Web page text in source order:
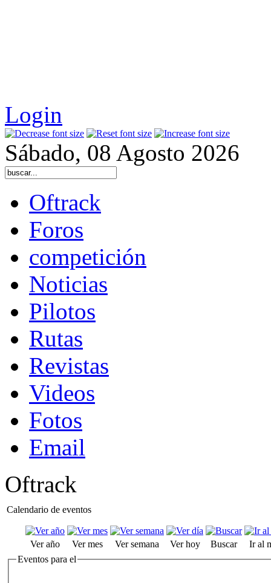
Login
Sábado, 08 Agosto 2026
Oftrack
Foros
competición
Noticias
Pilotos
Rutas
Revistas
Videos
Fotos
Email
Oftrack
Calendario de eventos
Ver año Ver mes Ver semana Ver hoy Buscar
Ir al
Eventos para el